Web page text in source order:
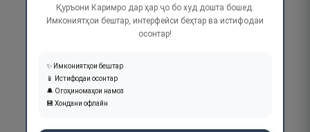
Қуръони Каримро дар ҳар ҷо бо худ дошта бошед.
Имкониятҳои бештар, интерфейси беҳтар ва истифодаи
осонтар!
✨ Имкониятҳои бештар
📱 Истифодаи осонтар
🔔 Огоҳиномаҳои намоз
💾 Хондани офлайн